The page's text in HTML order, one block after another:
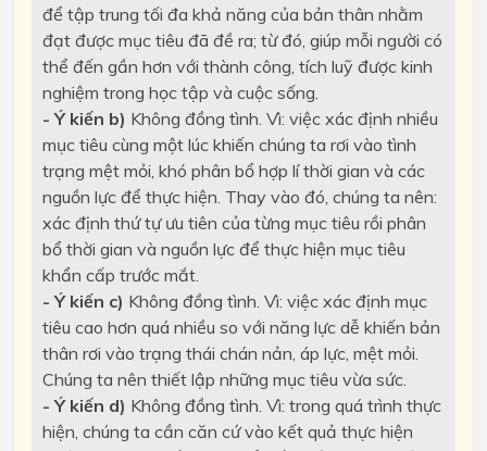
để tập trung tối đa khả năng của bản thân nhằm
đạt được mục tiêu đã đề ra; từ đó, giúp mỗi người có
thể đến gần hơn với thành công, tích luỹ được kinh
nghiệm trong học tập và cuộc sống.
- Ý kiến b) Không đồng tình. Vì: việc xác định nhiều
mục tiêu cùng một lúc khiến chúng ta rơi vào tình
trạng mệt mỏi, khó phân bổ hợp lí thời gian và các
nguồn lực để thực hiện. Thay vào đó, chúng ta nên:
xác định thứ tự ưu tiên của từng mục tiêu rồi phân
bổ thời gian và nguồn lực để thực hiện mục tiêu
khẩn cấp trước mắt.
- Ý kiến c) Không đồng tình. Vì: việc xác định mục
tiêu cao hơn quá nhiều so với năng lực dễ khiến bản
thân rơi vào trạng thái chán nản, áp lực, mệt mỏi.
Chúng ta nên thiết lập những mục tiêu vừa sức.
- Ý kiến d) Không đồng tình. Vì: trong quá trình thực
hiện, chúng ta cần căn cứ vào kết quả thực hiện